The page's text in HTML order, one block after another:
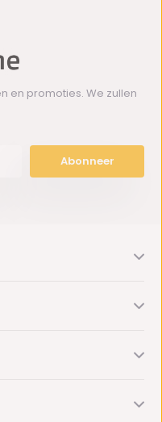
en promoties. We zullen
Abonneer